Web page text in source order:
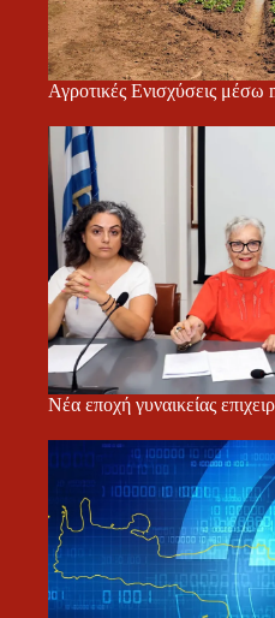
Αγροτικές Ενισχύσεις
Νέα εποχή γυναικείας